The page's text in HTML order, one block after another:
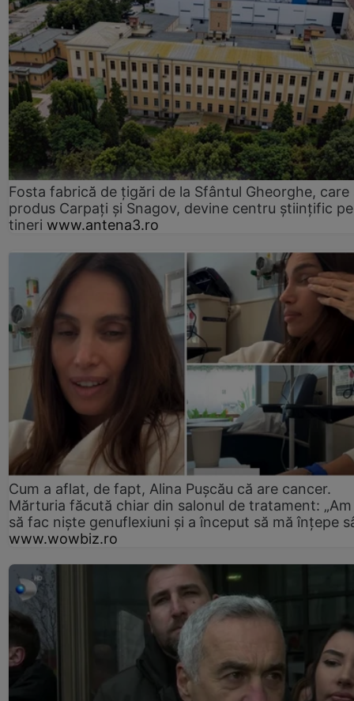
Fosta fabrică de țigări de la Sfântul Gheorghe, care
produs Carpați și Snagov, devine centru științific
tineri www.antena3.ro
Cum a aflat, de fapt, Alina Pușcău că are cancer.
Mărturia făcută chiar din salonul de tratament:
să fac niște genuflexiuni și a început să mă înțepe
www.wowbiz.ro